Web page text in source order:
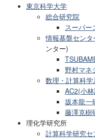
東京科学大学
総合研究院
スーパー
情報基盤センタ
ンター)
野村マネ
数理・計算科学
AC2(小
坂本龍一
藤澤克樹
理化学研究所
計算科学研究